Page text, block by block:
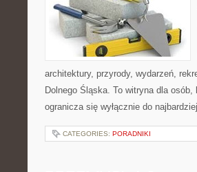
architektury, przyrody, wydarzeń,
Dolnego Śląska. To witryna dla
ogranicza się wyłącznie do
CATEGORIES: PORADNIKI